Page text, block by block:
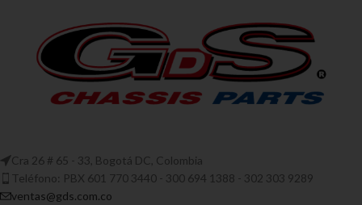
Cra 26 # 65 - 33, Bogotá DC, Colombia
Teléfono: PBX 601 770 3440 - 300 694 1388 - 302 303 9289
ventas@gds.com.co